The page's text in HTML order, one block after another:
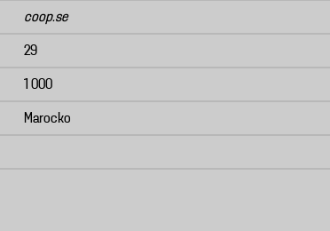
coop.se
29
1 000
Marocko